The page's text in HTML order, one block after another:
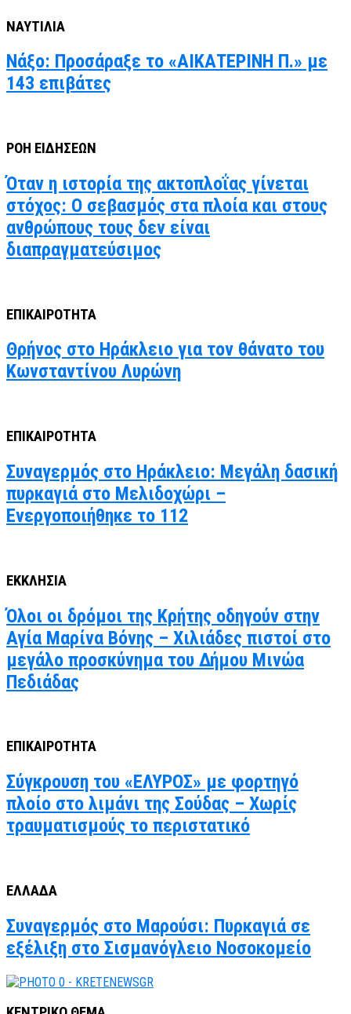
ΝΑΥΤΙΛΙΑ
Νάξο: Προσάραξε το «ΑΙΚΑΤΕΡΙΝΗ Π.» με
143 επιβάτες
ΡΟΗ ΕΙΔΗΣΕΩΝ
Όταν η ιστορία της ακτοπλοΐας γίνεται
στόχος: Ο σεβασμός στα πλοία και στους
ανθρώπους τους δεν είναι
διαπραγματεύσιμος
ΕΠΙΚΑΙΡΟΤΗΤΑ
Θρήνος στο Ηράκλειο για τον θάνατο του
Κωνσταντίνου Λυρώνη
ΕΠΙΚΑΙΡΟΤΗΤΑ
Συναγερμός στο Ηράκλειο: Μεγάλη δασική
πυρκαγιά στο Μελιδοχώρι –
Ενεργοποιήθηκε το 112
ΕΚΚΛΗΣΙΑ
Όλοι οι δρόμοι της Κρήτης οδηγούν στην
Αγία Μαρίνα Βόνης – Χιλιάδες πιστοί στο
μεγάλο προσκύνημα του Δήμου Μινώα
Πεδιάδας
ΕΠΙΚΑΙΡΟΤΗΤΑ
Σύγκρουση του «ΕΛΥΡΟΣ» με φορτηγό
πλοίο στο λιμάνι της Σούδας – Χωρίς
τραυματισμούς το περιστατικό
ΕΛΛΑΔΑ
Συναγερμός στο Μαρούσι: Πυρκαγιά σε
εξέλιξη στο Σισμανόγλειο Νοσοκομείο